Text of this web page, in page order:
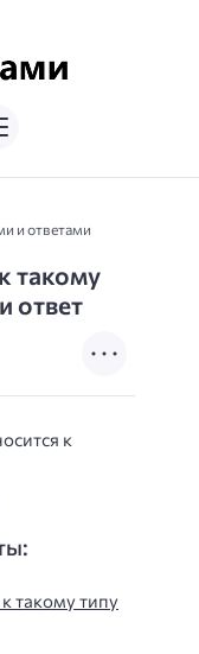
и ответами
такому
ответ
к
такому типу